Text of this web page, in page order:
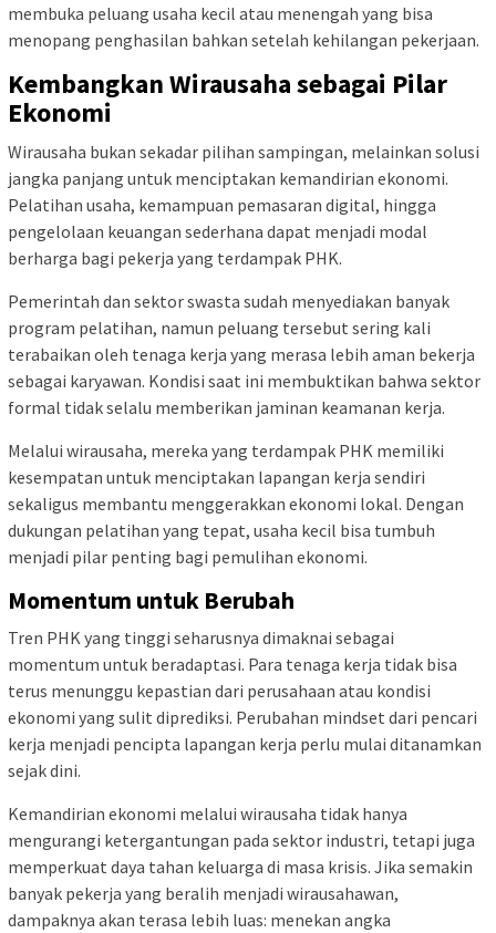
membuka peluang usaha kecil atau menengah yang bisa
menopang penghasilan bahkan setelah kehilangan pekerjaan.
Kembangkan Wirausaha sebagai Pilar
Ekonomi
Wirausaha bukan sekadar pilihan sampingan, melainkan solusi
jangka panjang untuk menciptakan kemandirian ekonomi.
Pelatihan usaha, kemampuan pemasaran digital, hingga
pengelolaan keuangan sederhana dapat menjadi modal
berharga bagi pekerja yang terdampak PHK.
Pemerintah dan sektor swasta sudah menyediakan banyak
program pelatihan, namun peluang tersebut sering kali
terabaikan oleh tenaga kerja yang merasa lebih aman bekerja
sebagai karyawan. Kondisi saat ini membuktikan bahwa sektor
formal tidak selalu memberikan jaminan keamanan kerja.
Melalui wirausaha, mereka yang terdampak PHK memiliki
kesempatan untuk menciptakan lapangan kerja sendiri
sekaligus membantu menggerakkan ekonomi lokal. Dengan
dukungan pelatihan yang tepat, usaha kecil bisa tumbuh
menjadi pilar penting bagi pemulihan ekonomi.
Momentum untuk Berubah
Tren PHK yang tinggi seharusnya dimaknai sebagai
momentum untuk beradaptasi. Para tenaga kerja tidak bisa
terus menunggu kepastian dari perusahaan atau kondisi
ekonomi yang sulit diprediksi. Perubahan mindset dari pencari
kerja menjadi pencipta lapangan kerja perlu mulai ditanamkan
sejak dini.
Kemandirian ekonomi melalui wirausaha tidak hanya
mengurangi ketergantungan pada sektor industri, tetapi juga
memperkuat daya tahan keluarga di masa krisis. Jika semakin
banyak pekerja yang beralih menjadi wirausahawan,
dampaknya akan terasa lebih luas: menekan angka